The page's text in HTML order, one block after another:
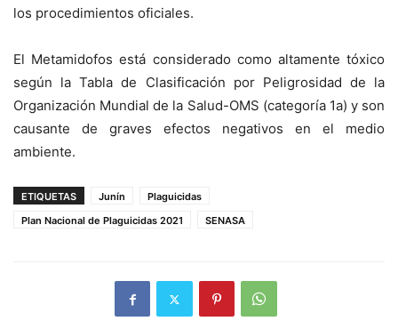
los procedimientos oficiales.
El Metamidofos está considerado como altamente tóxico
según la Tabla de Clasificación por Peligrosidad de la
Organización Mundial de la Salud-OMS (categoría 1a) y son
causante de graves efectos negativos en el medio
ambiente.
ETIQUETAS Junín
Plaguicidas
Plan Nacional de Plaguicidas 2021
SENASA